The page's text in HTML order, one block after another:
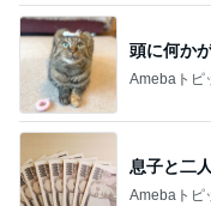
頭に何か
Amebaトピ
息子と二
Amebaトピ